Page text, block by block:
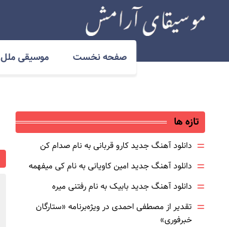
صفحه نخست موسیقی ملل
تازه ها
= دانلود آهنگ جدید کارو قربانی به نام صدام کن
= دانلود آهنگ جدید امین کاویانی به نام کی میفهمه
= دانلود آهنگ جدید بابیک به نام رفتنی میره
= تقدیر از مصطفی احمدی در ویژه‌برنامه «ستارگان
خبرفوری»